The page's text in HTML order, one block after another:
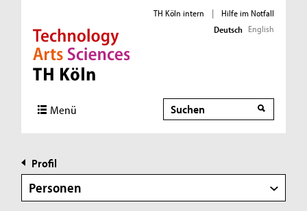
Direkt zur Hauptnavigation
Direkt zur Subnavigation
Direkt zum Inhalt
Direkt zum Fußbereich
TH Köln intern |
Hilfe im Notfall
Deutsch English
Menü Suche
Profil
Personen